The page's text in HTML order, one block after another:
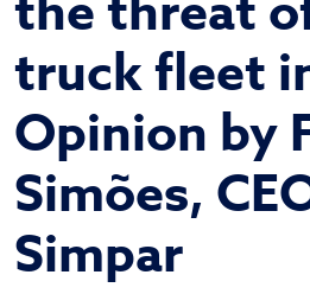
truck fleet
Opinion by
Simões,
Simpar